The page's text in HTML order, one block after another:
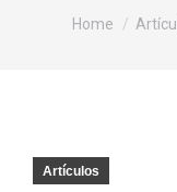
You are here:
Home
Artículos